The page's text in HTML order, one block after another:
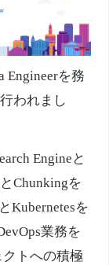
Engineerを務
われまし
Engineと
Chunkingを
とKubernetesを
業務を
クトへの積極